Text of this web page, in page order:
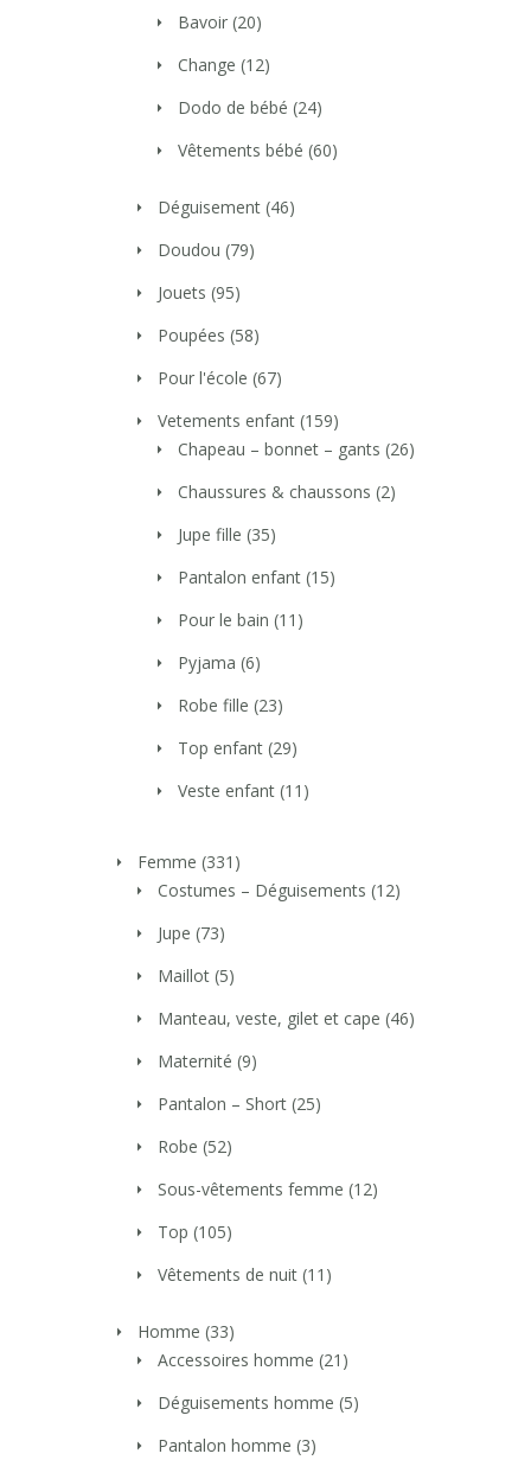
Bavoir (20)
Change (12)
Dodo de bébé (24)
Vêtements bébé (60)
Déguisement (46)
Doudou (79)
Jouets (95)
Poupées (58)
Pour l'école (67)
Vetements enfant (159)
Chapeau – bonnet – gants (26)
Chaussures & chaussons (2)
Jupe fille (35)
Pantalon enfant (15)
Pour le bain (11)
Pyjama (6)
Robe fille (23)
Top enfant (29)
Veste enfant (11)
Femme (331)
Costumes – Déguisements (12)
Jupe (73)
Maillot (5)
Manteau, veste, gilet et cape (46)
Maternité (9)
Pantalon – Short (25)
Robe (52)
Sous-vêtements femme (12)
Top (105)
Vêtements de nuit (11)
Homme (33)
Accessoires homme (21)
Déguisements homme (5)
Pantalon homme (3)